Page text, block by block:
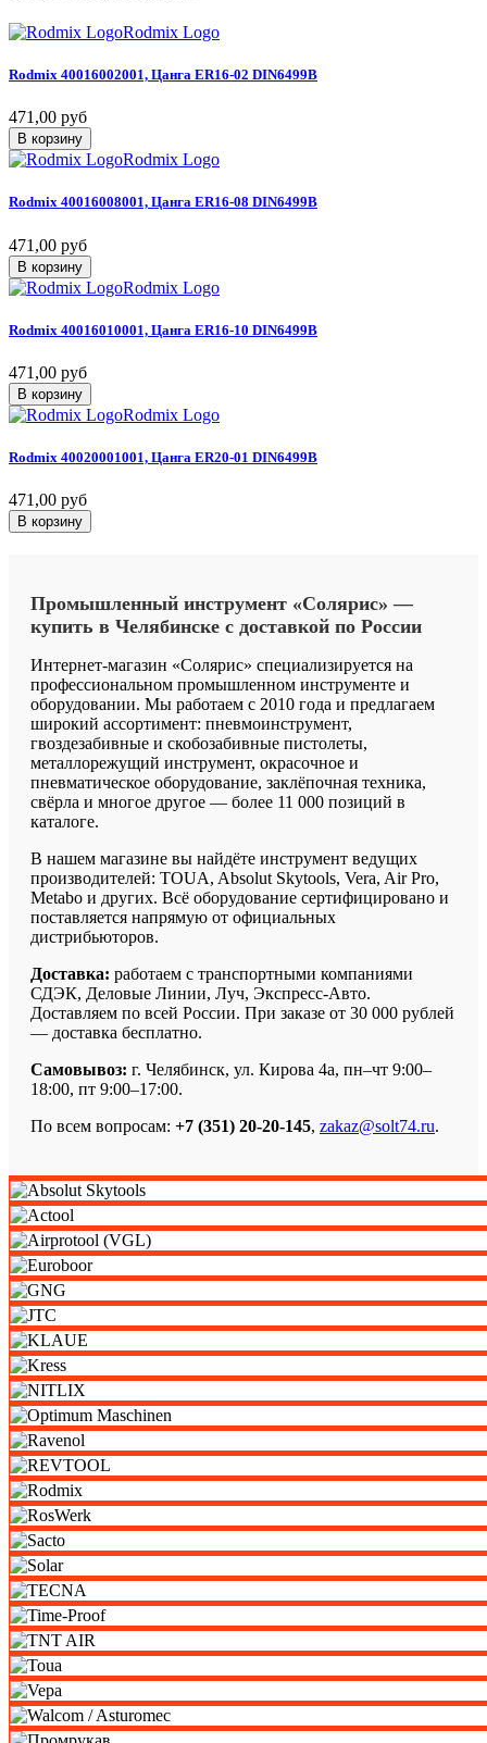
Rodmix Logo
Rodmix 40016002001, Цанга ER16-02 DIN6499В
471,00 руб
В корзину
Rodmix Logo
Rodmix 40016008001, Цанга ER16-08 DIN6499В
471,00 руб
В корзину
Rodmix Logo
Rodmix 40016010001, Цанга ER16-10 DIN6499В
471,00 руб
В корзину
Rodmix Logo
Rodmix 40020001001, Цанга ER20-01 DIN6499В
471,00 руб
В корзину
Промышленный инструмент «Солярис» —
купить в Челябинске с доставкой по России
Интернет-магазин «Солярис» специализируется на
профессиональном промышленном инструменте и
оборудовании. Мы работаем с 2010 года и предлагаем
широкий ассортимент: пневмоинструмент,
гвоздезабивные и скобозабивные пистолеты,
металлорежущий инструмент, окрасочное и
пневматическое оборудование, заклёпочная техника,
свёрла и многое другое — более 11 000 позиций в
каталоге.
В нашем магазине вы найдёте инструмент ведущих
производителей: TOUA, Absolut Skytools, Vera, Air Pro,
Metabo и других. Всё оборудование сертифицировано и
поставляется напрямую от официальных
дистрибьюторов.
Доставка: работаем с транспортными компаниями
СДЭК, Деловые Линии, Луч, Экспресс-Авто.
Доставляем по всей России. При заказе от 30 000 рублей
— доставка бесплатно.
Самовывоз: г. Челябинск, ул. Кирова 4а, пн–чт 9:00–
18:00, пт 9:00–17:00.
По всем вопросам: +7 (351) 20-20-145, zakaz@solt74.ru.